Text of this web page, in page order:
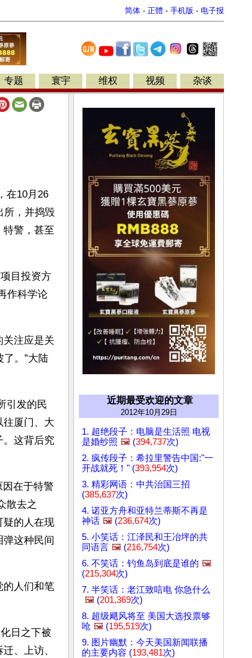
简体 - 正體 - 手机版 - 电子报
专题 寰宇 维权 视频 杂谈
在10月26
所，并捣毁
特警，甚至
目投资方
作科学论
关注应是关
了。”大陆
引发的民
往厦门、大
。这背后究
因在于特警
散去之
疑的人在现
弹这种民间
的人们和笔
日之下被
、上访、
近期最受欢迎的文章
2012年10月29日
1. 超绝段子：电脑是生活照 电视
是婚纱照 🖼️ (394,737次)
2. 疯传段子：希拉里警告中国:"一
开战就死！" (393,954次)
3. 精彩网语：中共治国三招
(385,637次)
4. 诺亚方舟和亚特兰蒂斯不再是
神话 🖼️ (236,674次)
5. 小笑话：江泽民和王冶坪的共
同语言 🖼️ (216,754次)
6. 不笑话：钓鱼岛到底是谁的 🖼️
(215,304次)
7. 半笑话：老江致唁电 你急什么
🖼️ (201,369次)
8. 超级飓风将至 美国大选投票够
呛 🖼️ (195,519次)
9. 图片幽默：今天美国新闻联播
的主要内容 (193,481次)